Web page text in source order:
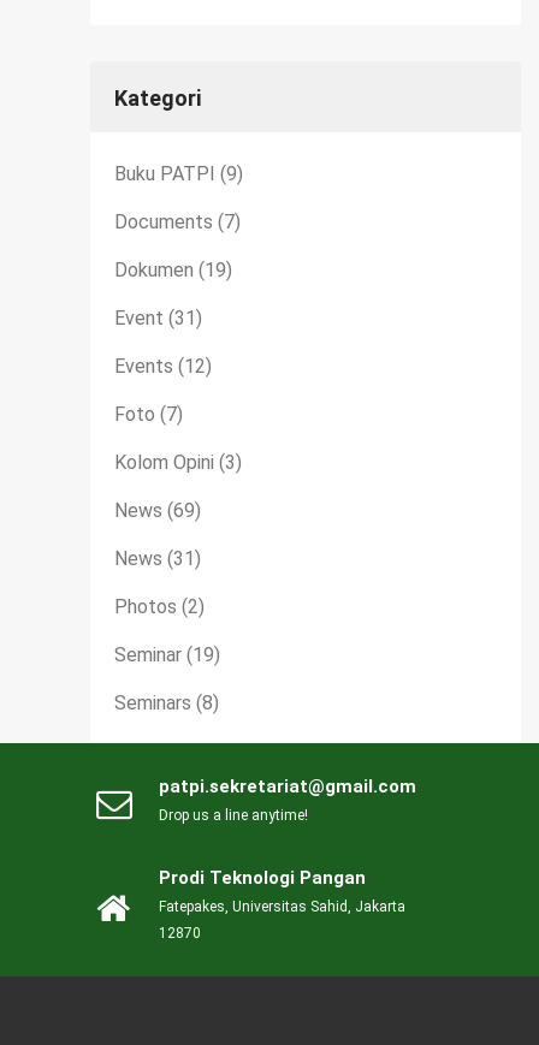
Kategori
Buku PATPI (9)
Documents (7)
Dokumen (19)
Event (31)
Events (12)
Foto (7)
Kolom Opini (3)
News (69)
News (31)
Photos (2)
Seminar (19)
Seminars (8)
patpi.sekretariat@gmail.com
Drop us a line anytime!
Prodi Teknologi Pangan
Fatepakes, Universitas Sahid, Jakarta
12870